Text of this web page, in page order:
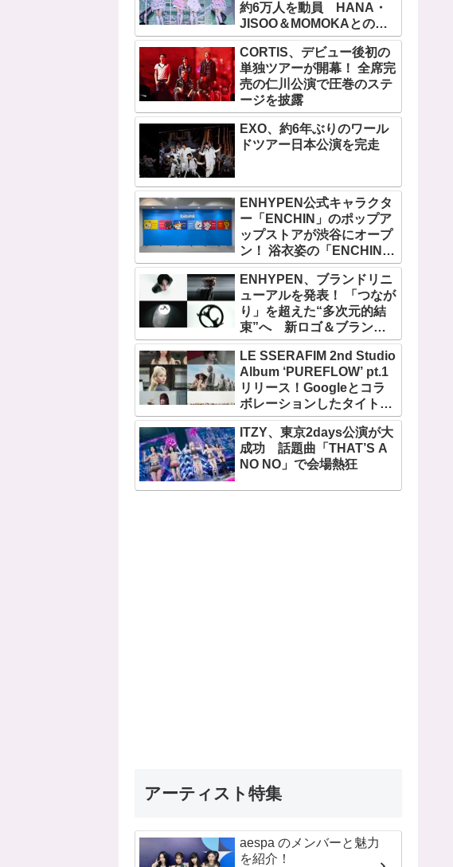
約6万人を動員 HANA・
JISOO＆MOMOKAとのス
ペシャルコラボも実現
CORTIS、デビュー後初の
単独ツアーが開幕！ 全席完
売の仁川公演で圧巻のステ
ージを披露
EXO、約6年ぶりのワール
ドツアー日本公演を完走
ENHYPEN公式キャラクタ
ー「ENCHIN」のポップア
ップストアが渋谷にオープ
ン！ 浴衣姿の「ENCHIN」
が登場
ENHYPEN、ブランドリニ
ューアルを発表！ 「つなが
り」を超えた“多次元的結
束”へ 新ロゴ＆ブランド
フィルム公開
LE SSERAFIM 2nd Studio
Album ‘PUREFLOW’ pt.1
リリース！Googleとコラ
ボレーションしたタイトル
曲「BOOMPALA」MVも公
開
ITZY、東京2days公演が大
成功 話題曲「THAT’S A
NO NO」で会場熱狂
アーティスト特集
aespa のメンバーと魅力
を紹介！